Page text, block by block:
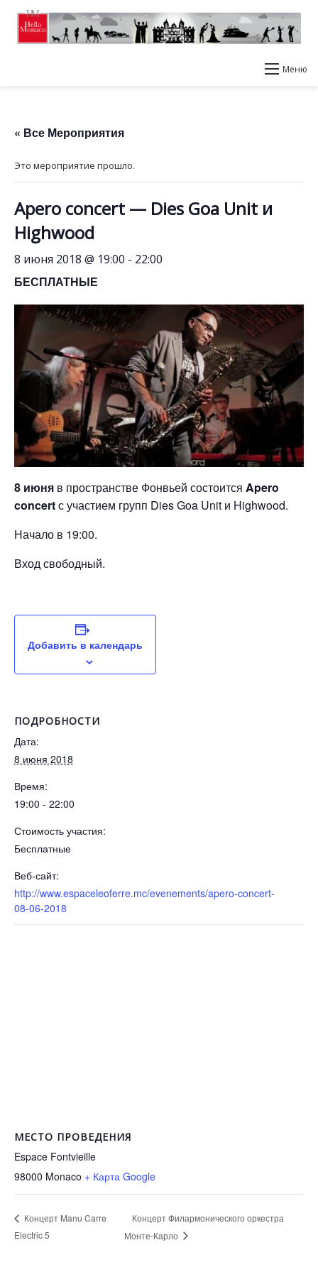
Меню
« Все Мероприятия
Это мероприятие прошло.
Apero concert — Dies Goa Unit и
Highwood
8 июня 2018 @ 19:00 - 22:00
БЕСПЛАТНЫЕ
8 июня в пространстве Фонвьей состоится Apero
concertс участием групп Dies Goa Unit и Highwood.
Начало в 19:00.
Вход свободный.
Добавить в календарь
ПОДРОБНОСТИ
Дата:
8 июня 2018
Время:
19:00 - 22:00
Стоимость участия:
Бесплатные
Веб-сайт:
http://www.espaceleoferre.mc/evenements/apero-concert-
08-06-2018
МЕСТО ПРОВЕДЕНИЯ
Espace Fontvieille
98000 Monaco + Карта Google
Концерт Manu Carre
Electric 5
Концерт Филармонического оркестра
Монте-Карло